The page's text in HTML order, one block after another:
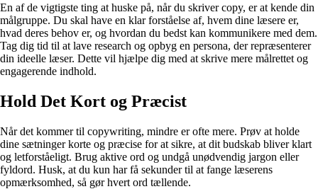
En af de vigtigste ting at huske på, når du skriver copy, er at kende din
målgruppe. Du skal have en klar forståelse af, hvem dine læsere er,
hvad deres behov er, og hvordan du bedst kan kommunikere med dem.
Tag dig tid til at lave research og opbyg en persona, der repræsenterer
din ideelle læser. Dette vil hjælpe dig med at skrive mere målrettet og
engagerende indhold.
Hold Det Kort og Præcist
Når det kommer til copywriting, mindre er ofte mere. Prøv at holde
dine sætninger korte og præcise for at sikre, at dit budskab bliver klart
og letforståeligt. Brug aktive ord og undgå unødvendig jargon eller
fyldord. Husk, at du kun har få sekunder til at fange læserens
opmærksomhed, så gør hvert ord tællende.